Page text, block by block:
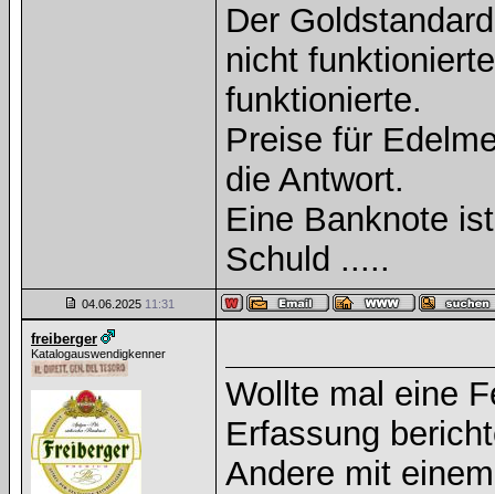
Der
nicht
funktionierte.
Preise für
die Antwort.
Eine Banknote
Schuld .....
04.06.2025 11:31
freiberger
Katalogauswendigkenner
Wollte mal eine
Erfassung
Andere mit